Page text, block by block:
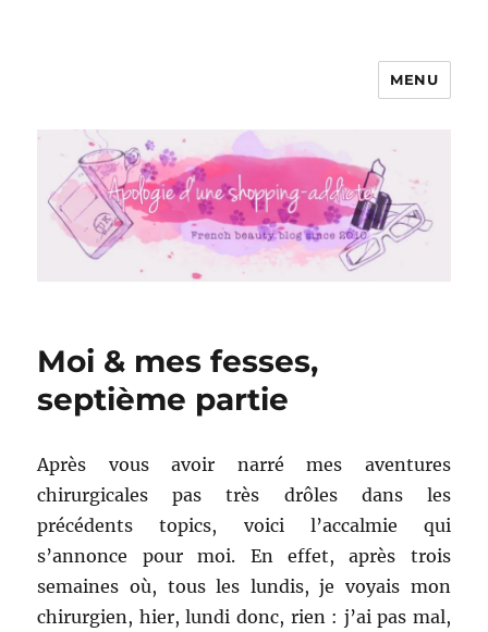
Apologie d'une Shopping-addicte
MENU
Moi & mes fesses,
septième partie
Après vous avoir narré mes aventures
chirurgicales pas très drôles dans les
précédents topics, voici l’accalmie qui
s’annonce pour moi. En effet, après trois
semaines où, tous les lundis, je voyais mon
chirurgien, hier, lundi donc, rien : j’ai pas mal,